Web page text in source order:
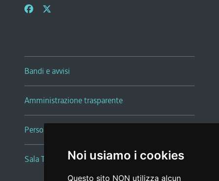
Noi usiamo i cookies
Questo sito NON utilizza alcun
Bandi e avvisi
Amministrazione trasparente
Persone e Uffici
Sala Tiziano Tessitori